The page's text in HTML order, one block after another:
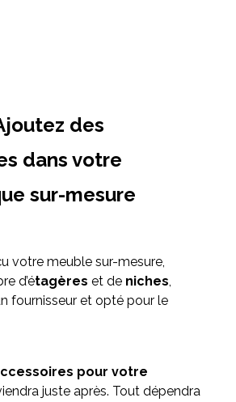
des
dans votre
sur-mesure
votre meuble sur-mesure,
d’étagères et de niches,
fournisseur et opté pour le
pour votre
juste après. Tout dépendra